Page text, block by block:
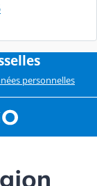
personnelles